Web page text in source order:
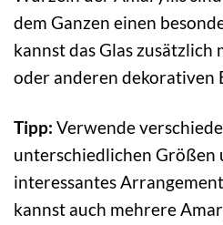
dem Ganzen einen
kannst das Glas zusätzlich
oder anderen dekorativen
Tipp: Verwende
unterschiedlichen Größen
interessantes
kannst auch mehrere